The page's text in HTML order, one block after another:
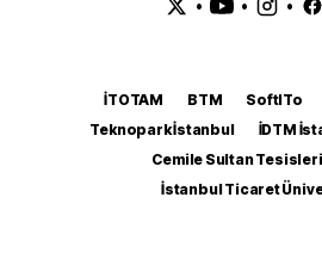
• • •
İTOTAM BTM SoftITo
Teknopark İstanbul
İDTM
Cemile Sultan Tesisleri
İstanbul Ticaret